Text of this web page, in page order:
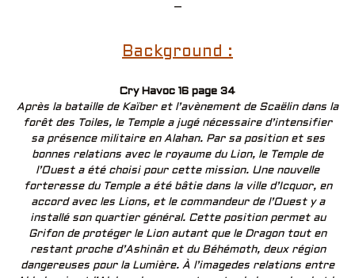
–
Background :
Cry Havoc 16 page 34
Après la bataille de Kaïber et l’avènement de Scaëlin dans la
forêt des Toiles, le Temple a jugé nécessaire d’intensifier
sa présence militaire en Alahan. Par sa position et ses
bonnes relations avec le royaume du Lion, le Temple de
l’Ouest a été choisi pour cette mission. Une nouvelle
forteresse du Temple a été bâtie dans la ville d’Icquor, en
accord avec les Lions, et le commandeur de l’Ouest y a
installé son quartier général. Cette position permet au
Grifon de protéger le Lion autant que le Dragon tout en
restant proche d’Ashinân et du Béhémoth, deux région
dangereuses pour la Lumière. À l’imagedes relations entre